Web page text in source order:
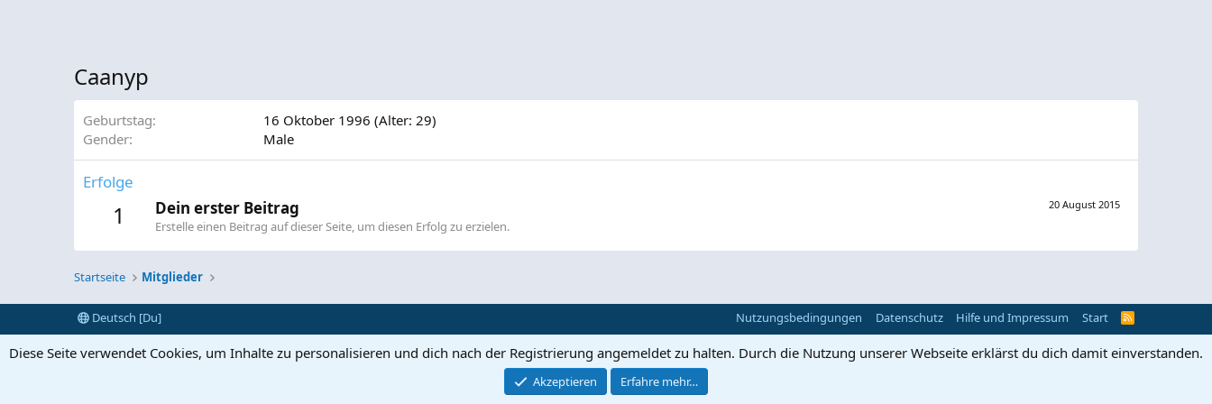
Caanyp
Geburtstag
16 Oktober 1996 (Alter: 29)
Gender
Male
Erfolge
1 20 August 2015
Dein erster Beitrag
Erstelle einen Beitrag auf dieser Seite, um diesen Erfolg zu erzielen.
Startseite Mitglieder
Deutsch [Du] Nutzungsbedingungen Datenschutz Hilfe und Impressum Start
R
Diese Seite verwendet Cookies, um Inhalte zu personalisieren und dich nach der Registrierung angemeldet zu halten. Durch die Nutzung unserer Webseite erklärst du dich damit einverstanden.
Akzeptieren Erfahre mehr…